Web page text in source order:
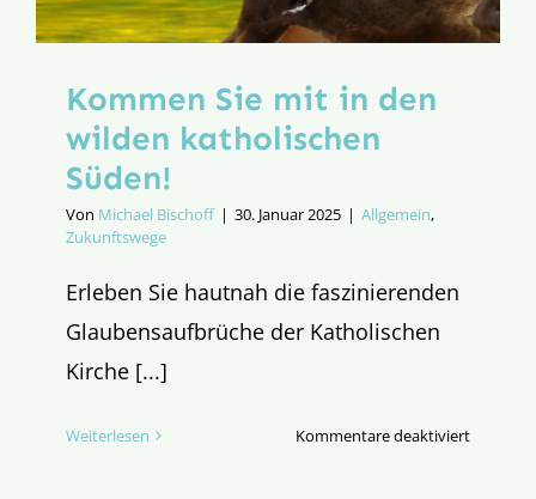
Kommen Sie mit in den
wilden katholischen
Süden!
Von Michael Bischoff | 30. Januar 2025 | Allgemein,
Zukunftswege
Erleben Sie hautnah die faszinierenden
Glaubensaufbrüche der Katholischen
Kirche [...]
Weiterlesen Kommentare deaktiviertfür